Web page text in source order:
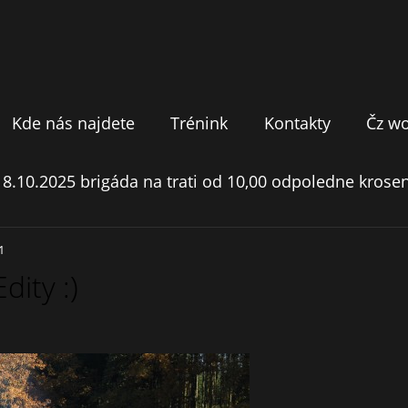
Kde nás najdete Trénink Kontakty Čz
brigáda na trati od 10,00 odpoledne
:)